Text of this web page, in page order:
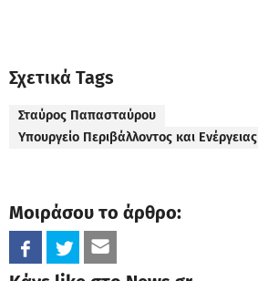
Σχετικά Tags
Σταύρος Παπασταύρου
Υπουργείο Περιβάλλοντος και Ενέργειας
Μοιράσου το άρθρο: